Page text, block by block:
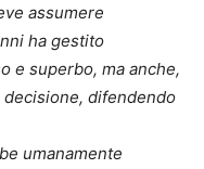
assumere
ha gestito
e superbo, ma anche,
difendendo
umanamente